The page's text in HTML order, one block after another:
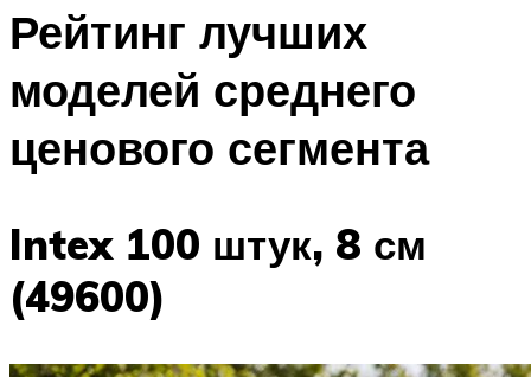
МЕНЮ
Рейтинг лучших
моделей среднего
ценового сегмента
Intex 100 штук, 8 см
(49600)